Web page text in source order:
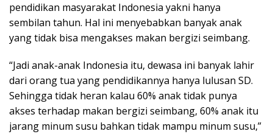
pendidikan masyarakat Indonesia yakni hanya
sembilan tahun. Hal ini menyebabkan banyak anak
yang tidak bisa mengakses makan bergizi seimbang.
“Jadi anak-anak Indonesia itu, dewasa ini banyak lahir
dari orang tua yang pendidikannya hanya lulusan SD.
Sehingga tidak heran kalau 60% anak tidak punya
akses terhadap makan bergizi seimbang, 60% anak itu
jarang minum susu bahkan tidak mampu minum susu,”